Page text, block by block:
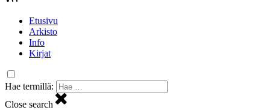
Etusivu
Arkisto
Info
Kirjat
Hae termillä:
Close search